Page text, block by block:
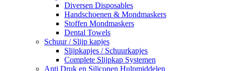
Diversen Disposables
Handschoenen & Mondmaskers
Stoffen Mondmaskers
Dental Towels
Schuur / Slijp kapjes
Slijpkapjes / Schuurkapjes
Complete Slijpkap Systemen
Anti Druk en Siliconen Hulpmiddelen